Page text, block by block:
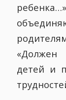
«Должен
детей и